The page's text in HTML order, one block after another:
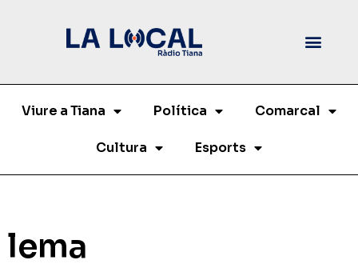
Viure a Tiana Política Comarcal
Cultura Esports
lema